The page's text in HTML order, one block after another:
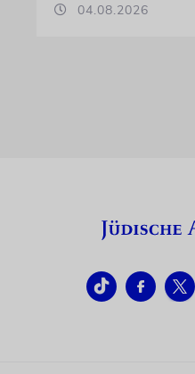
04.08.2026